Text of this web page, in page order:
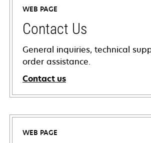
WEB PAGE
Contact Us
General inquiries, technical
order assistance.
Contact us
WEB PAGE